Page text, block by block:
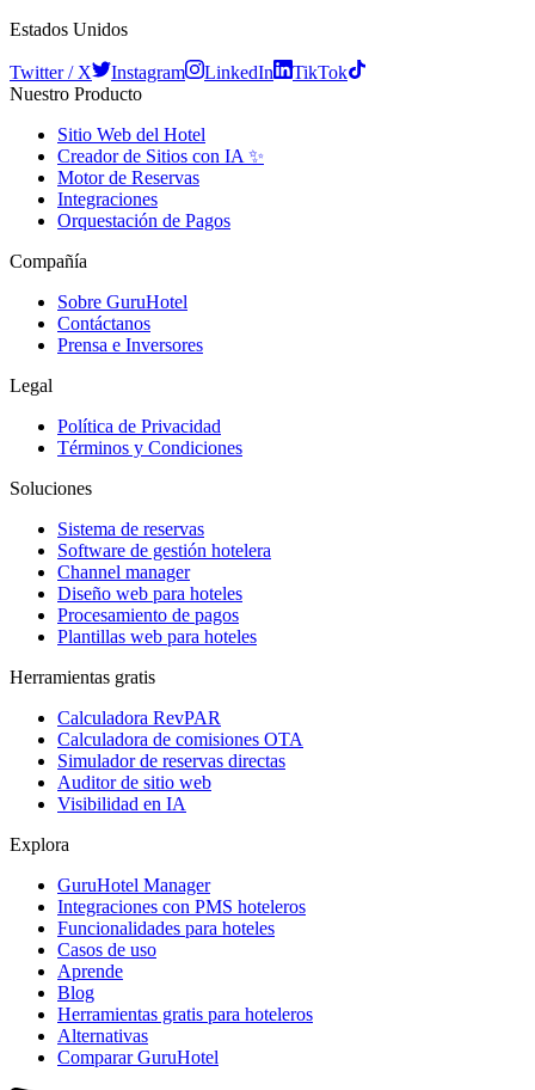
Estados Unidos
Twitter / X Instagram LinkedIn
TikTok
Nuestro Producto
Sitio Web del Hotel
Creador de Sitios con IA ✨
Motor de Reservas
Integraciones
Orquestación de Pagos
Compañía
Sobre GuruHotel
Contáctanos
Prensa e Inversores
Legal
Política de Privacidad
Términos y Condiciones
Soluciones
Sistema de reservas
Software de gestión hotelera
Channel manager
Diseño web para hoteles
Procesamiento de pagos
Plantillas web para hoteles
Herramientas gratis
Calculadora RevPAR
Calculadora de comisiones OTA
Simulador de reservas directas
Auditor de sitio web
Visibilidad en IA
Explora
GuruHotel Manager
Integraciones con PMS hoteleros
Funcionalidades para hoteles
Casos de uso
Aprende
Blog
Herramientas gratis para hoteleros
Alternativas
Comparar GuruHotel